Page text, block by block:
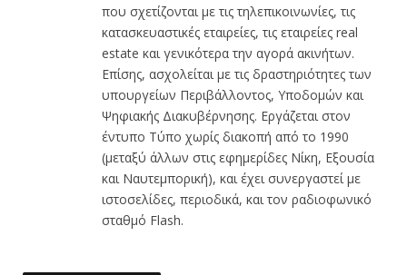
που σχετίζονται με τις τηλεπικοινωνίες, τις
κατασκευαστικές εταιρείες, τις εταιρείες real
estate και γενικότερα την αγορά ακινήτων.
Επίσης, ασχολείται με τις δραστηριότητες των
υπουργείων Περιβάλλοντος, Υποδομών και
Ψηφιακής Διακυβέρνησης. Εργάζεται στον
έντυπο Τύπο χωρίς διακοπή από το 1990
(μεταξύ άλλων στις εφημερίδες Νίκη, Εξουσία
και Ναυτεμπορική), και έχει συνεργαστεί με
ιστοσελίδες, περιοδικά, και τον ραδιοφωνικό
σταθμό Flash.